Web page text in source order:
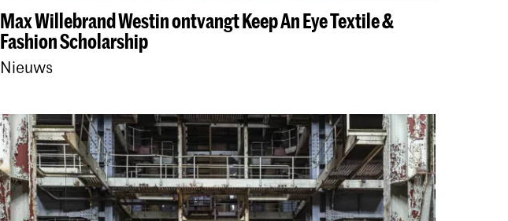
Max Willebrand Westin ontvangt Keep An Eye Textile &
Fashion Scholarship
Nieuws